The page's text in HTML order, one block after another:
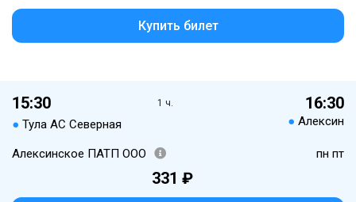
Купить билет
15:30
● Тула АС Северная
1 ч. 16:30
● Алексин
Алексинское ПАТП ООО пн пт
331 ₽